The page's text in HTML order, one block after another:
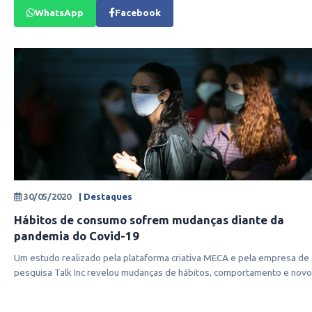
WhatsApp Facebook
30/05/2020 | Destaques
Hábitos de consumo sofrem mudanças diante da
pandemia do Covid-19
Um estudo realizado pela plataforma criativa MECA e pela empresa de
pesquisa Talk Inc revelou mudanças de hábitos, comportamento e